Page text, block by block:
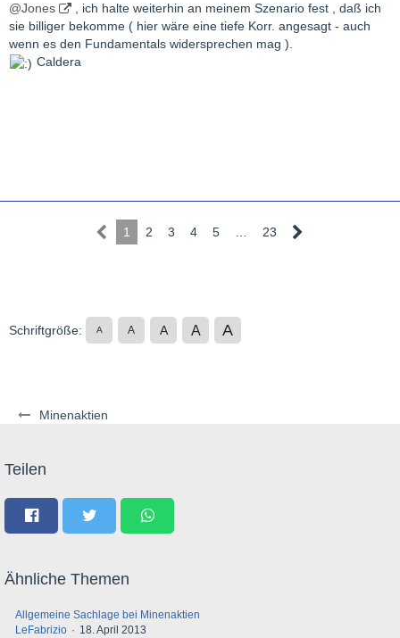
Minenaktien
@Jones
, ich halte weiterhin an meinem Szenario fest , daß ich
sie billiger bekomme ( hier wäre eine tiefe Korr. angesagt - auch
wenn es den Fundamentals widersprechen mag ).
Caldera
1 2 3 4 5 23
Schriftgröße: A A A A A
Teilen
Ähnliche Themen
Allgemeine Sachlage bei Minenaktien
LeFabrizio
18. April 2013